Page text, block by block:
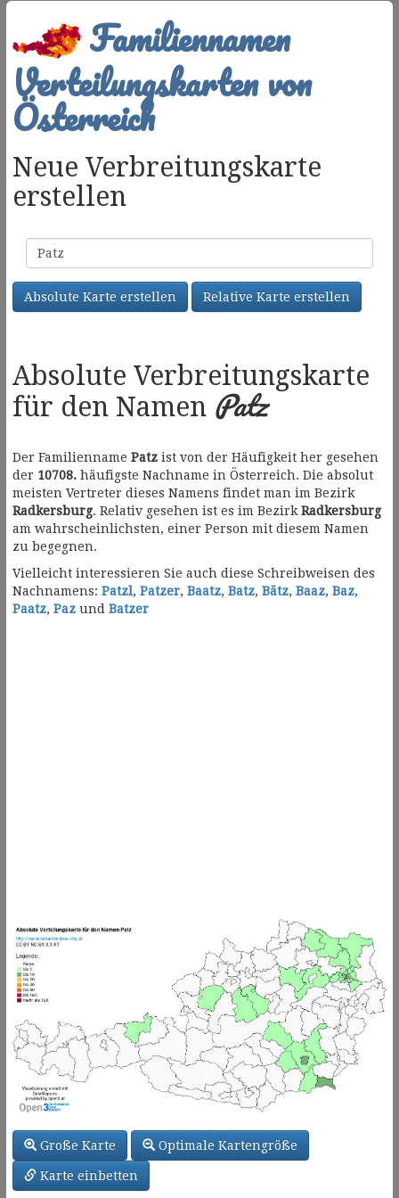
Familiennamen
Verteilungskarten von
Österreich
Neue Verbreitungskarte
erstellen
Familienname
Absolute Karte erstellen Relative Karte erstellen
Absolute Verbreitungskarte
für den Namen Patz
Der Familienname Patz ist von der Häufigkeit her gesehen
der 10708. häufigste Nachname in Österreich. Die absolut
meisten Vertreter dieses Namens findet man im Bezirk
Radkersburg. Relativ gesehen ist es im Bezirk Radkersburg
am wahrscheinlichsten, einer Person mit diesem Namen
zu begegnen.
Vielleicht interessieren Sie auch diese Schreibweisen des
Nachnamens: Patzl, Patzer, Baatz, Batz, Bätz, Baaz, Baz,
Paatz, Paz und Batzer
Große Karte Optimale Kartengröße
Karte einbetten